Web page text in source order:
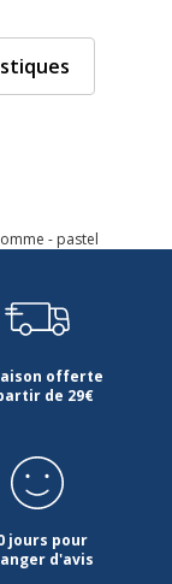
- pastel
offerte
de 29€
jours pour
d'avis